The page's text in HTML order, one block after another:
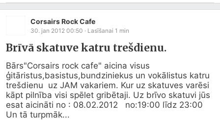
Corsairs Rock Cafe
30. jan 2012 00:50 · Lasīšanai 1 min
Brīvā skatuve katru trešdienu.
Bārs"Corsairs rock cafe" aicina visus
ģitāristus,basistus,bundziniekus un vokālistus katru
trešdienu  uz JAM vakariem. Kur uz skatuves varēsi
kāpt pilnība visi spēlet gribētaji. Uz brīvo skatuvi jūs
esat aicināti no : 08.02.2012   no:19:00 līdz 23:00
Un tā turpmāk...